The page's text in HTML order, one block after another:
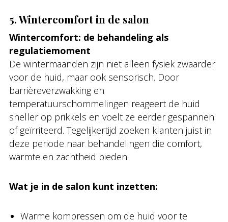
5. Wintercomfort in de salon
Wintercomfort: de behandeling als
regulatiemoment
De wintermaanden zijn niet alleen fysiek zwaarder
voor de huid, maar ook sensorisch. Door
barrièreverzwakking en
temperatuurschommelingen reageert de huid
sneller op prikkels en voelt ze eerder gespannen
of geïrriteerd. Tegelijkertijd zoeken klanten juist in
deze periode naar behandelingen die comfort,
warmte en zachtheid bieden.
Wat je in de salon kunt inzetten:
Warme kompressen om de huid voor te